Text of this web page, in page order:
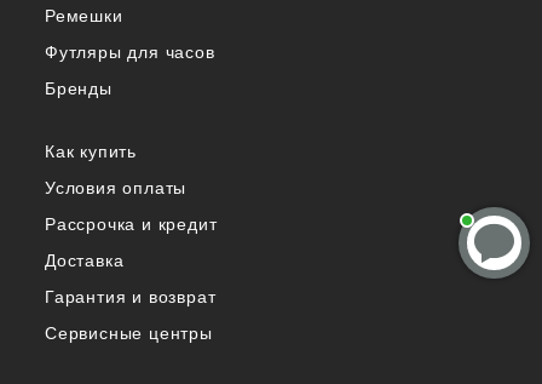
Ремешки
Футляры для часов
Бренды
Как купить
Условия оплаты
Рассрочка и кредит
Доставка
Гарантия и возврат
Сервисные центры